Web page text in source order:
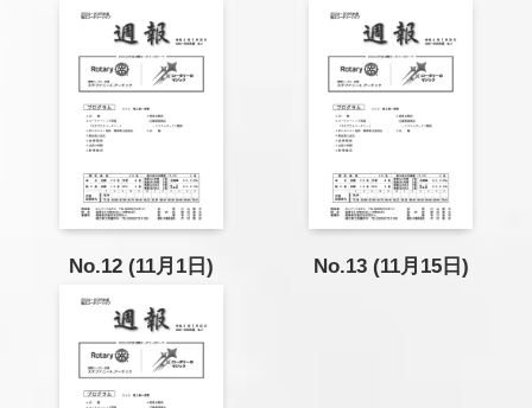
No.12 (11月1日) No.13 (11月15日)